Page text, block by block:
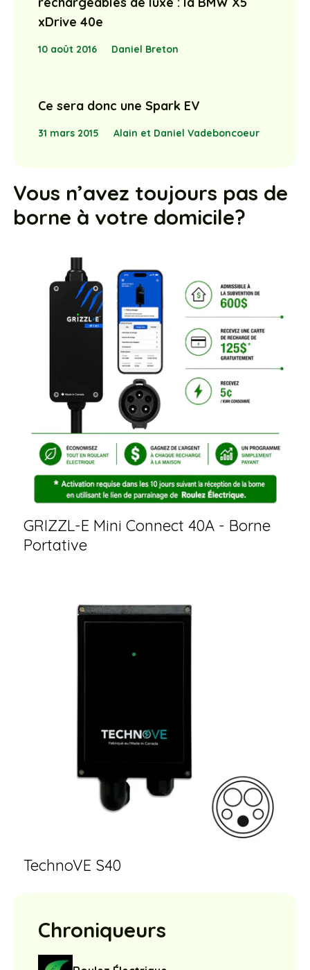
xDrive 40e
10 août 2016 Daniel Breton
Ce sera donc une Spark EV
31 mars 2015 Alain et Daniel Vadeboncoeur
Vous n’avez toujours pas de
borne à votre domicile?
GRIZZL-E Mini Connect 40A - Borne
Portative
TechnoVE S40
Chroniqueurs